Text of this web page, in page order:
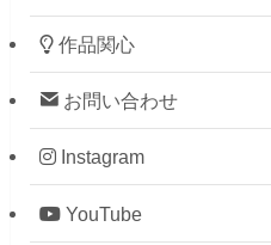
作品関心
お問い合わせ
Instagram
YouTube